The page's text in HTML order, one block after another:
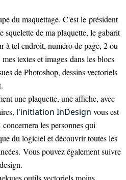
du maquettage. C'est le président
squelette de ma plaquette, le gabarit
à tel endroit, numéro de page, 2 ou
textes et images dans les blocs
de Photoshop, dessins vectoriels
une plaquette, une affiche, avec
l'initiation InDesign vous est
concernera les personnes qui
du logiciel et découvrir toutes les
Vous pouvez également suivre
outils vectoriels moins